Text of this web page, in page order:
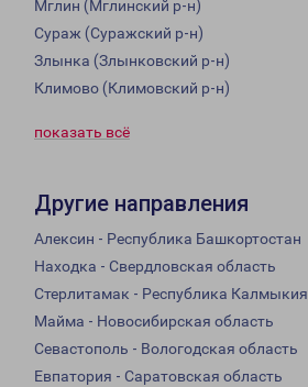
Мглин (Мглинский р-н)
Сураж (Суражский р-н)
Злынка (Злынковский р-н)
Климово (Климовский р-н)
показать всё
Другие направления
Алексин - Республика Башкортостан
Находка - Свердловская область
Стерлитамак - Республика Калмыкия
Майма - Новосибирская область
Севастополь - Вологодская область
Евпатория - Саратовская область